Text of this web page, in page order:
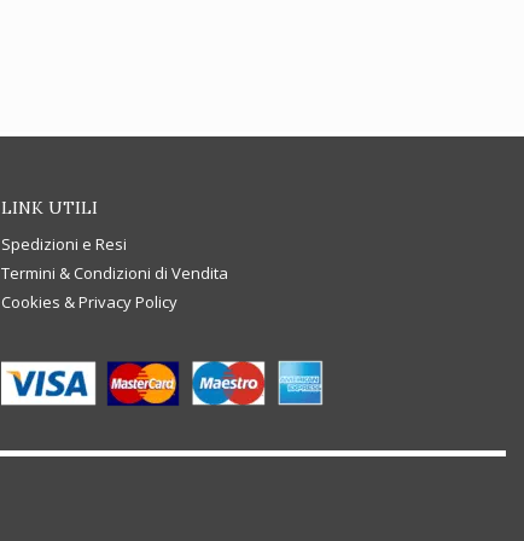
LINK UTILI
Spedizioni e Resi
Termini & Condizioni di Vendita
Cookies & Privacy Policy